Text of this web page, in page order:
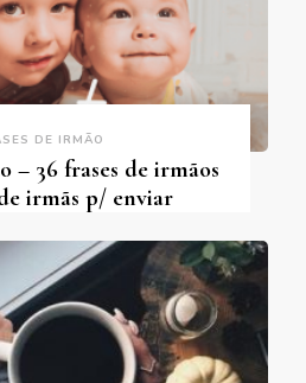
DE IRMÃO
– 36 frases de irmãos
irmãs p/ enviar